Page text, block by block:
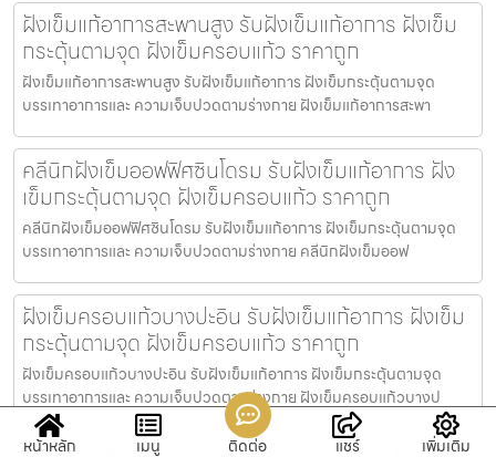
ฝังเข็มแก้อาการสะพานสูง รับฝังเข็มแก้อาการ ฝังเข็ม
กระตุ้นตามจุด ฝังเข็มครอบแก้ว ราคาถูก
ฝังเข็มแก้อาการสะพานสูง รับฝังเข็มแก้อาการ ฝังเข็มกระตุ้นตามจุด
บรรเทาอาการและ ความเจ็บปวดตามร่างกาย ฝังเข็มแก้อาการสะพา
คลีนิกฝังเข็มออฟฟิศซินโดรม รับฝังเข็มแก้อาการ ฝัง
เข็มกระตุ้นตามจุด ฝังเข็มครอบแก้ว ราคาถูก
คลีนิกฝังเข็มออฟฟิศซินโดรม รับฝังเข็มแก้อาการ ฝังเข็มกระตุ้นตามจุด
บรรเทาอาการและ ความเจ็บปวดตามร่างกาย คลีนิกฝังเข็มออฟ
ฝังเข็มครอบแก้วบางปะอิน รับฝังเข็มแก้อาการ ฝังเข็ม
กระตุ้นตามจุด ฝังเข็มครอบแก้ว ราคาถูก
ฝังเข็มครอบแก้วบางปะอิน รับฝังเข็มแก้อาการ ฝังเข็มกระตุ้นตามจุด
บรรเทาอาการและ ความเจ็บปวดตามร่างกาย ฝังเข็มครอบแก้วบางป
หน้าหลัก เมนู ติดต่อ แชร์ เพิ่มเติม